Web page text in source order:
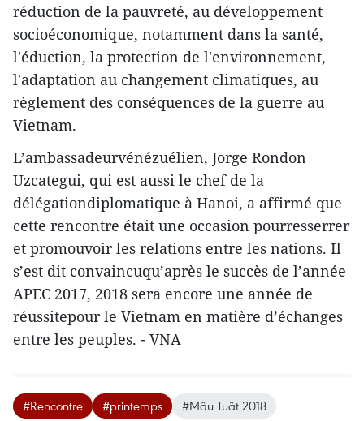
réduction de la pauvreté, au développement
socioéconomique, notamment dans la santé,
l'éduction, la protection de l'environnement,
l'adaptation au changement climatiques, au
règlement des conséquences de la guerre au
Vietnam.
L’ambassadeurvénézuélien, Jorge Rondon
Uzcategui, qui est aussi le chef de la
délégationdiplomatique à Hanoi, a affirmé que
cette rencontre était une occasion pourresserrer
et promouvoir les relations entre les nations. Il
s’est dit convaincuqu’après le succès de l’année
APEC 2017, 2018 sera encore une année de
réussitepour le Vietnam en matière d’échanges
entre les peuples. - VNA
#Rencontre #printemps #Mâu Tuât 2018